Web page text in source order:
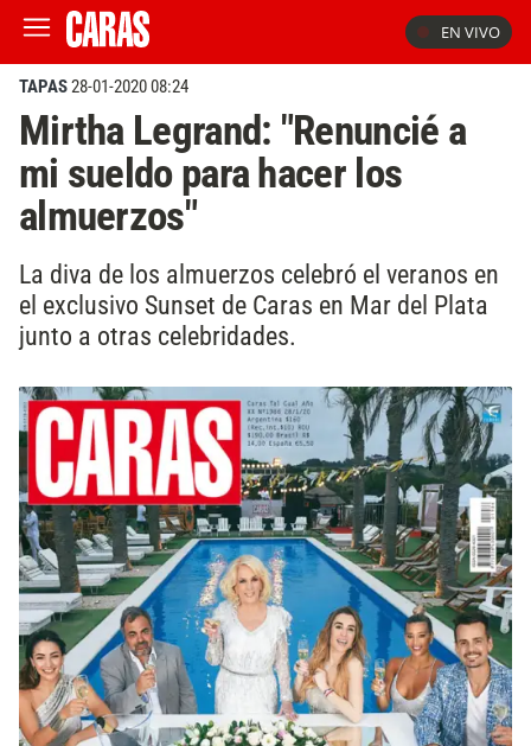
EN VIVO
TAPAS28-01-2020 08:24
Mirtha Legrand: "Renuncié a
mi sueldo para hacer los
almuerzos"
La diva de los almuerzos celebró el veranos en
el exclusivo Sunset de Caras en Mar del Plata
junto a otras celebridades.